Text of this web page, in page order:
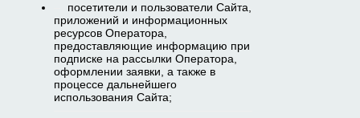
посетители и пользователи Сайта,
приложений и информационных
ресурсов Оператора,
предоставляющие информацию при
подписке на рассылки Оператора,
оформлении заявки, а также в
процессе дальнейшего
использования Сайта;